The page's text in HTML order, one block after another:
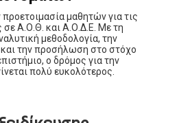
μαθητών για τις
σε Α.Ο.Θ. και Α.Ο.Δ.Ε. Με τη
μεθοδολογία, την
την προσήλωση στο στόχο
ο δρόμος για την
πολύ ευκολότερος.